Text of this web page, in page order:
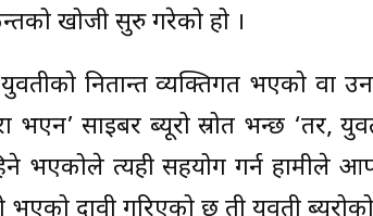
खोजी सुरु गरेको हो ।
युवतीको नितान्त व्यक्तिगत भएको
भएन’ साइबर ब्यूरो स्रोत भन्छ ‘तर,
भएकोले त्यही सहयोग गर्न हामीले